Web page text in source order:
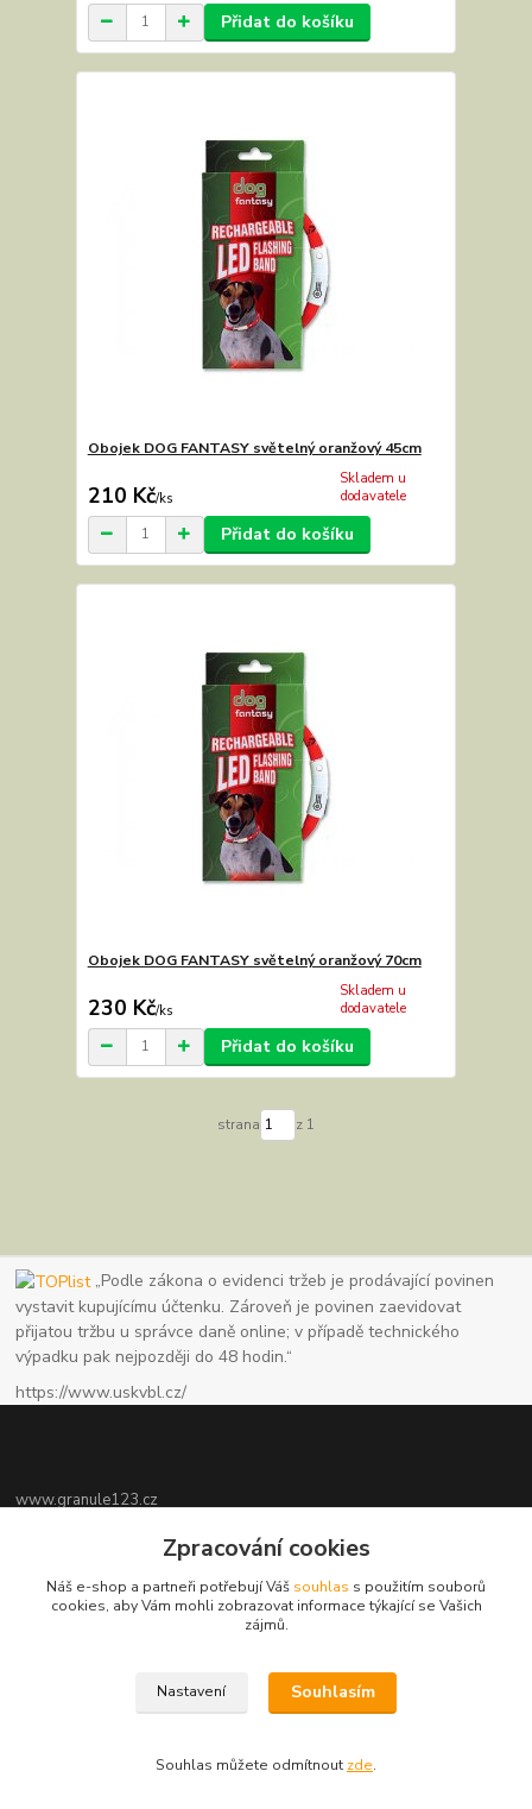
Přidat do košíku
Obojek DOG FANTASY světelný oranžový 45cm
210 Kč/ks
Skladem u
dodavatele
Přidat do košíku
Obojek DOG FANTASY světelný oranžový 70cm
230 Kč/ks
Skladem u
dodavatele
Přidat do košíku
strana z 1
„Podle zákona o evidenci tržeb je prodávající povinen
vystavit kupujícímu účtenku. Zároveň je povinen zaevidovat
přijatou tržbu u správce daně online; v případě technického
výpadku pak nejpozději do 48 hodin.“
https://www.uskvbl.cz/
www.granule123.cz
+420775964988
Ut - Pá 8:30 - 16:30, So 8:30 - 11:00
Zpracování cookies
Náš e-shop a partneři potřebují Váš souhlas s použitím souborů
cookies, aby Vám mohli zobrazovat informace týkající se Vašich
zájmů.
Nastavení Souhlasím
Souhlas můžete odmítnout zde.